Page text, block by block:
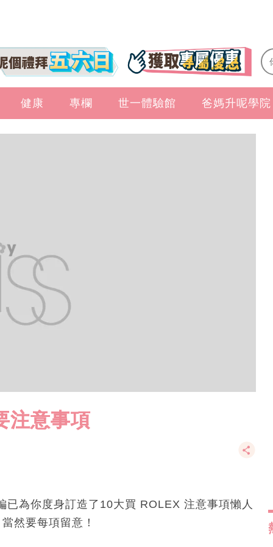
健康 專欄 世一體驗館 爸媽升呢學院
注意事項
為你度身訂造了10大買 ROLEX 注意事項懶人
然要每項留意！